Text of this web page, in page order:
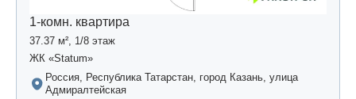
1-комн. квартира
37.37 м², 1/8 этаж
ЖК «Statum»
Россия, Республика Татарстан, город Казань, улица
Адмиралтейская